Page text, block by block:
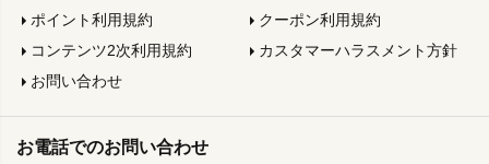
ポイント利用規約
クーポン利用規約
コンテンツ2次利用規約
カスタマーハラスメント方針
お問い合わせ
お電話でのお問い合わせ